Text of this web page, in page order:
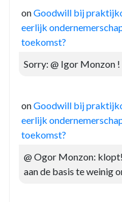
onGoodwill bij
eerlijk
toekomst?
Sorry: @ Igor Monzon !
onGoodwill bij
eerlijk
toekomst?
@ Ogor Monzon:
aan de basis te weinig